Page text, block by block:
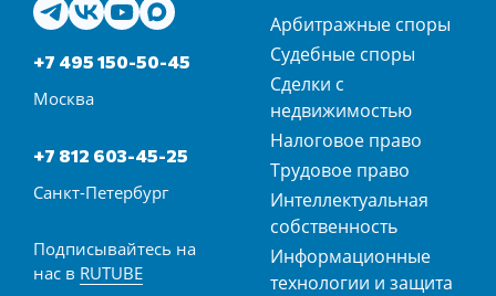
+7 495 150-50-45
Москва
+7 812 603-45-25
Санкт-Петербург
Подписывайтесь на
нас в RUTUBE
Арбитражные споры
Судебные споры
Сделки с
недвижимостью
Налоговое право
Трудовое право
Интеллектуальная
собственность
Информационные
технологии и защита